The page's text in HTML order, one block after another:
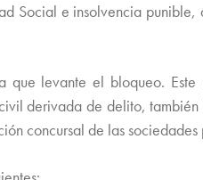
Social e insolvencia
levante el bloqueo.
derivada de delito,
concursal de las